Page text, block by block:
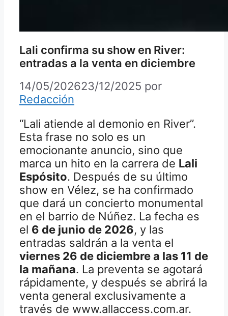
Lali confirma su show en River:
entradas a la venta en diciembre
14/05/202623/12/2025 por
Redacción
“Lali atiende al demonio en River”.
Esta frase no solo es un
emocionante anuncio, sino que
marca un hito en la carrera de Lali
Espósito. Después de su último
show en Vélez, se ha confirmado
que dará un concierto monumental
en el barrio de Núñez. La fecha es
el 6 de junio de 2026, y las
entradas saldrán a la venta el
viernes 26 de diciembre a las 11 de
la mañana. La preventa se agotará
rápidamente, y después se abrirá la
venta general exclusivamente a
través de www.allaccess.com.ar.